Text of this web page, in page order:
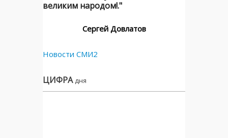
великим народом!."
Сергей Довлатов
Новости СМИ2
ЦИФРА дня